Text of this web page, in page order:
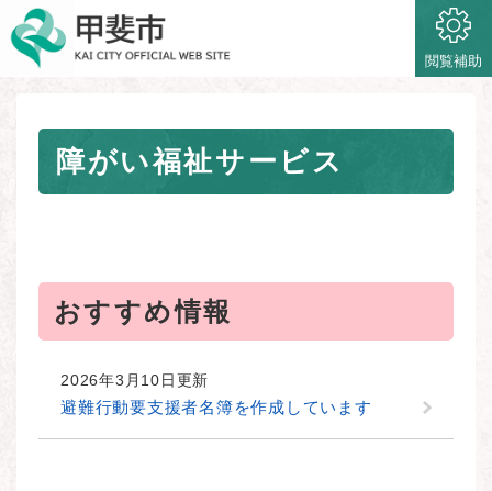
ー
メニューを飛ばして本文へ
閲覧補助
障がい福祉サービス
おすすめ情報
2026年3月10日更新
避難行動要支援者名簿を作成しています